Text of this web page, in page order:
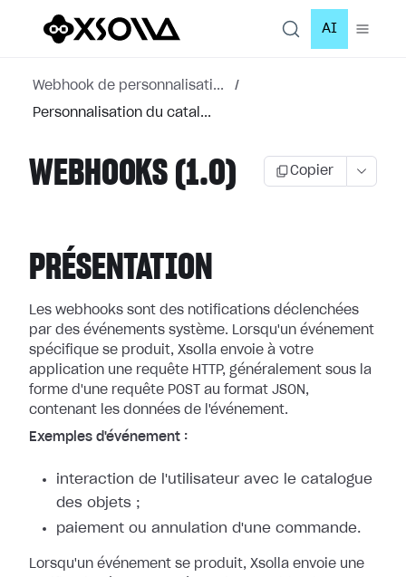
AI
Webhook de personnalisati... /
Personnalisation du catal...
WEBHOOKS (1.0) Copier
PRÉSENTATION
Les webhooks sont des notifications déclenchées
par des événements système. Lorsqu'un événement
spécifique se produit, Xsolla envoie à votre
application une requête HTTP, généralement sous la
forme d'une requête POST au format JSON,
contenant les données de l'événement.
Exemples d'événement :
interaction de l'utilisateur avec le catalogue
des objets ;
paiement ou annulation d'une commande.
Lorsqu'un événement se produit, Xsolla envoie une